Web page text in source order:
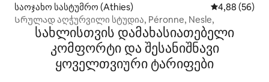
საოჯახო სასტუმრო (Athies) საშუალო
4,88 (56)
Სრულად აღჭურვილი სტუდია, Péronne, Nesle,
სახლისთვის დამახასიათებელი
კომფორტი და შესანიშნავი
ყოველთვიური ტარიფები